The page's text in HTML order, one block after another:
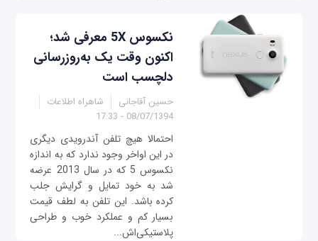
نکسوس 5X معرفی شد؛
اکنون وقت یک به‌روزرسانی
دلچسب است
حسین آقاجانی
شاهراه اطلاعات
08/07/1394 - 17:33
احتمالا هیچ تلفن آندرویدی دیگری
در این اواخر وجود ندارد که به اندازه
نکسوس 5 که در سال 2013 عرضه
شد به خود تمایل و گرایش جلب
کرده باشد. این تلفن به لطف قیمت
بسیار کم و عملکرد خوب و طراحی
پلاستیکی‌اش...